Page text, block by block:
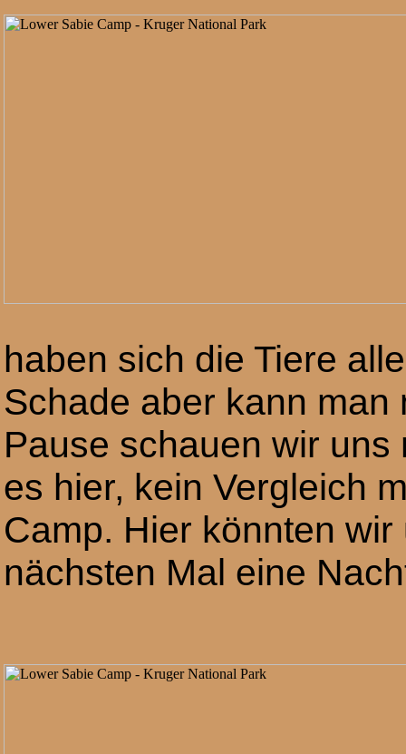
haben sich die Tiere
Schade aber kann
Pause schauen wir
es hier, kein Vergleich
Camp. Hier könnten
nächsten Mal eine